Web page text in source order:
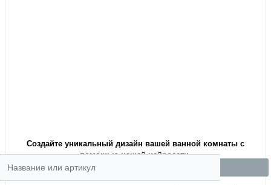
Создайте уникальный дизайн вашей ванной комнаты с
помощью нашей нейросети.